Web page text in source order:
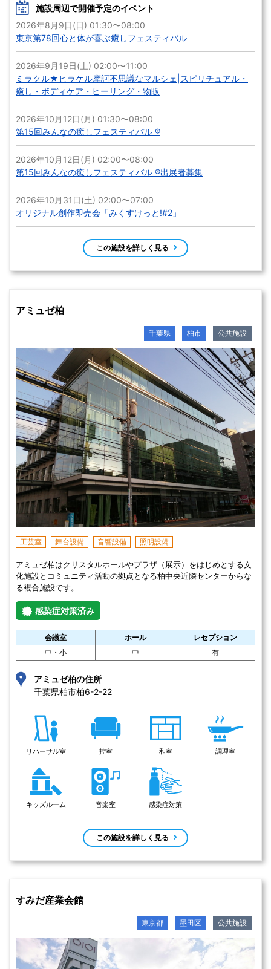
施設周辺で開催予定のイベント
2026年8月9日(日) 01:30〜08:00
東京第78回心と体が喜ぶ癒しフェスティバル
2026年9月19日(土) 02:00〜11:00
ミラクル★ヒラケル摩訶不思議なマルシェ|スピリチュアル・
癒し・ボディケア・ヒーリング・物販
2026年10月12日(月) 01:30〜08:00
第15回みんなの癒しフェスティバル ®
2026年10月12日(月) 02:00〜08:00
第15回みんなの癒しフェスティバル ®出展者募集
2026年10月31日(土) 02:00〜07:00
オリジナル創作即売会「みくすけっと!#2」
この施設を詳しく見る
アミュゼ柏
千葉県 柏市 公共施設
工芸室 舞台設備 音響設備 照明設備
アミュゼ柏はクリスタルホールやプラザ（展示）をはじめとする文
化施設とコミュニティ活動の拠点となる柏中央近隣センターからな
る複合施設です。
感染症対策済み
会議室 ホール
レセプション
中・小
中 有
アミュゼ柏の住所
千葉県柏市柏6-2-22
リハーサル室 控室 和室 調理室
キッズルーム 音楽室 感染症対策
この施設を詳しく見る
すみだ産業会館
東京都 墨田区 公共施設